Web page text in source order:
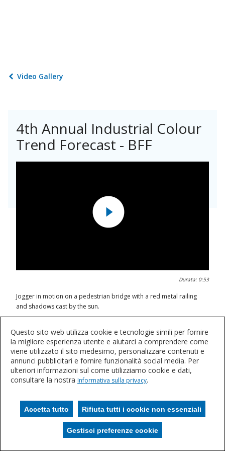
Video Gallery
4th Annual Industrial Colour
Trend Forecast - BFF
Durata: 0:53
Jogger in motion on a pedestrian bridge with a red metal railing
and shadows cast by the sun.
Questo sito web utilizza cookie e tecnologie simili per fornire
la migliore esperienza utente e aiutarci a comprendere come
viene utilizzato il sito medesimo, personalizzare contenuti e
annunci pubblicitari e fornire funzionalità social media. Per
ulteriori informazioni sul come utilizziamo cookie e dati,
consultare la nostra Informativa sulla privacy.
Accetta tutto Rifiuta tutti i cookie non essenziali
Gestisci preferenze cookie